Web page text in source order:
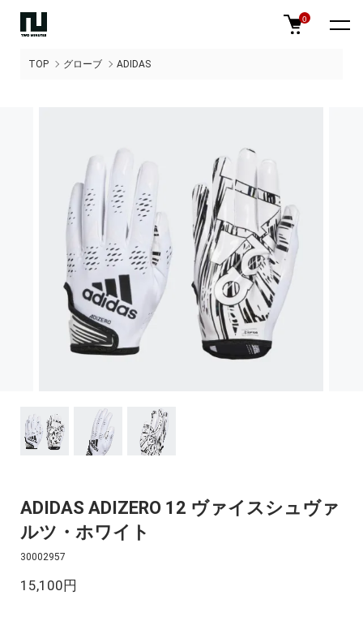
0
TOP グローブ ADIDAS
ADIDAS ADIZERO 12 ヴァイスシュヴァ
ルツ・ホワイト
30002957
15,100円